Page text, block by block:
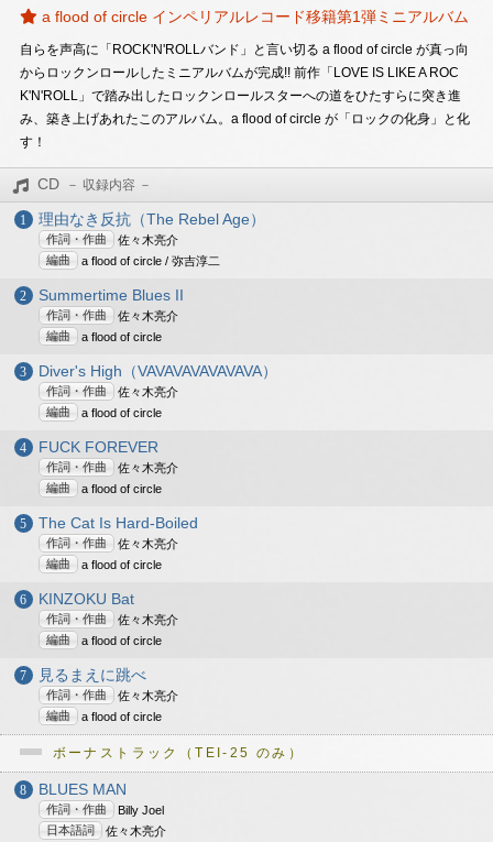
a flood of circle インペリアルレコード移籍第1弾ミニアルバム
自らを声高に「ROCK'N'ROLLバンド」と言い切る a flood of circle が真っ向
からロックンロールしたミニアルバムが完成!! 前作「LOVE IS LIKE A ROC
K'N'ROLL」で踏み出したロックンロールスターへの道をひたすらに突き進
み、築き上げあれたこのアルバム。a flood of circle が「ロックの化身」と化
す！
CD
理由なき反抗（The Rebel Age）
作詞・作曲
佐々木亮介
編曲
a flood of circle / 弥吉淳二
Summertime Blues II
作詞・作曲
佐々木亮介
編曲
a flood of circle
Diver's High（VAVAVAVAVAVAVA）
作詞・作曲
佐々木亮介
編曲
a flood of circle
FUCK FOREVER
作詞・作曲
佐々木亮介
編曲
a flood of circle
The Cat Is Hard-Boiled
作詞・作曲
佐々木亮介
編曲
a flood of circle
KINZOKU Bat
作詞・作曲
佐々木亮介
編曲
a flood of circle
見るまえに跳べ
作詞・作曲
佐々木亮介
編曲
a flood of circle
ボーナストラック（TEI-25 のみ）
BLUES MAN
作詞・作曲
Billy Joel
日本語詞
佐々木亮介